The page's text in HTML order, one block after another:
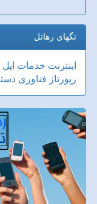
تگهای رهاتل
اینترنت خدمات اپل
رپورتاژ فناوری